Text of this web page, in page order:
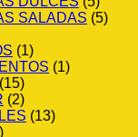
SALADAS (5)
(1)
(1)
(15)
(2)
(13)